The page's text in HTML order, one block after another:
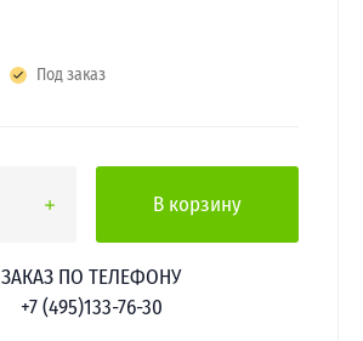
Под заказ
В корзину
ЗАКАЗ ПО ТЕЛЕФОНУ
+7 (495)133-76-30